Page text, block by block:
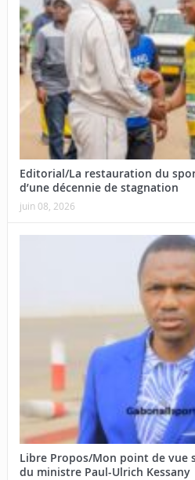
Editorial/La restauration du
d’une décennie de stagnation
juin 08, 2026
Libre Propos/Mon point de vue
du ministre Paul-Ulrich Kessany